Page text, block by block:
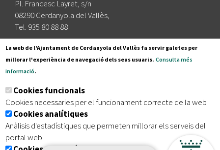
Pl. Francesc Layret, s/n
08290 Cerdanyola del Vallès,
Tel. 935 80 88 88
Segueix-nos a:
Subscriu-te al nostre butlletí
Inici | Avís legal | Protecció de dades
| Accessibilitat
La web de l'Ajuntament de Cerdanyola del Vallès fa servir galetes per
millorar l'experiència de navegació dels seus usuaris. Consulta més
informació.
Cookies funcionals
Cookies necessaries per el funcionament correcte de la web
Cookies analítiques
Anàlisis d'estadístiques que permeten millorar els serveis del
portal web